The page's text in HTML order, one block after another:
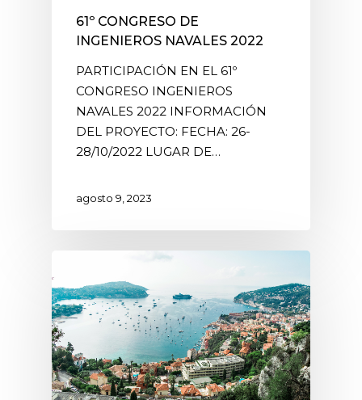
61º CONGRESO DE
INGENIEROS NAVALES 2022
PARTICIPACIÓN EN EL 61º
CONGRESO INGENIEROS
NAVALES 2022 INFORMACIÓN
DEL PROYECTO: FECHA: 26-
28/10/2022 LUGAR DE…
agosto 9, 2023